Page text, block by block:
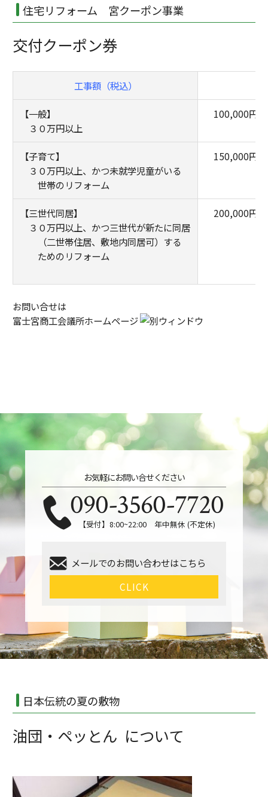
住宅リフォーム 宮クーポン事業
交付クーポン券
工事額（税込）
【一般】
３０万円以上
100,000円分
【子育て】
３０万円以上、かつ未就学児童がいる
世帯のリフォーム
150,000円分
【三世代同居】
３０万円以上、かつ三世代が新たに同居
（二世帯住居、敷地内同居可）する
ためのリフォーム
200,000円分
お問い合せは
富士宮商工会議所ホームページ
お気軽にお問い合せください
090-3560-7720
【受付】8:00~22:00 年中無休 (不定休)
メールでのお問い合わせはこちら
CLICK
日本伝統の夏の敷物
油団・ペッとん について